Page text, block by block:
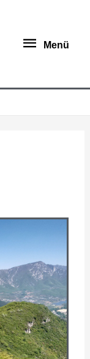
Menü